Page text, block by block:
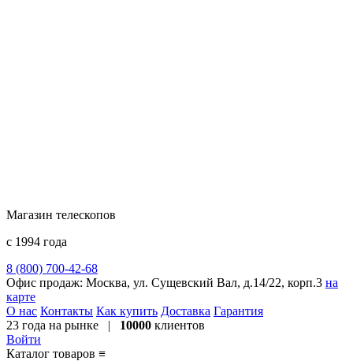
Магазин телескопов
с 1994 года
8 (800) 700-42-68
Офис продаж: Москва, ул. Сущевский Вал, д.14/22, корп.3 на
карте
О нас Контакты Как купить Доставка Гарантия
23 года на рынке | 10000 клиентов
Войти
Каталог товаров ≡